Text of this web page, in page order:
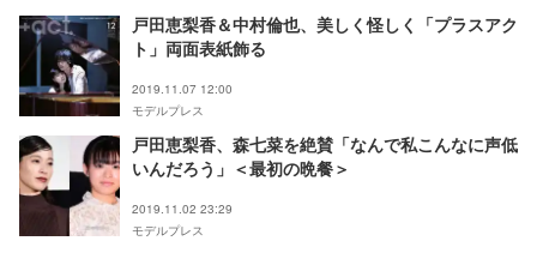
戸田恵梨香＆中村倫也、美しく怪しく「プラスアク
ト」両面表紙飾る
2019.11.07 12:00
モデルプレス
戸田恵梨香、森七菜を絶賛「なんで私こんなに声低
いんだろう」＜最初の晩餐＞
2019.11.02 23:29
モデルプレス